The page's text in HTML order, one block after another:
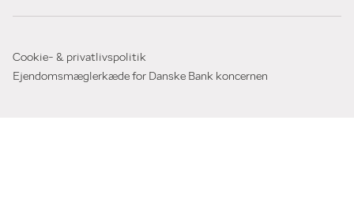
Cookie- & privatlivspolitik
Ejendomsmæglerkæde for Danske Bank koncernen